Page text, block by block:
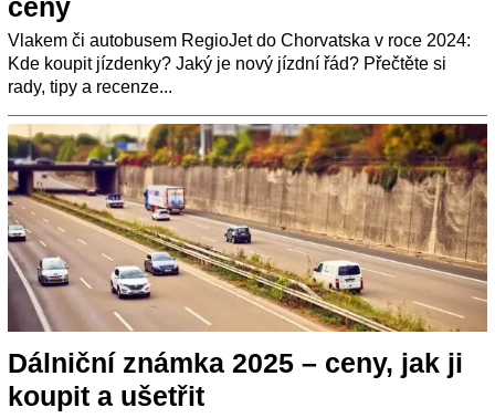
ceny
Vlakem či autobusem RegioJet do Chorvatska v roce 2024:
Kde koupit jízdenky? Jaký je nový jízdní řád? Přečtěte si
rady, tipy a recenze...
Dálniční známka 2025 – ceny, jak ji
koupit a ušetřit